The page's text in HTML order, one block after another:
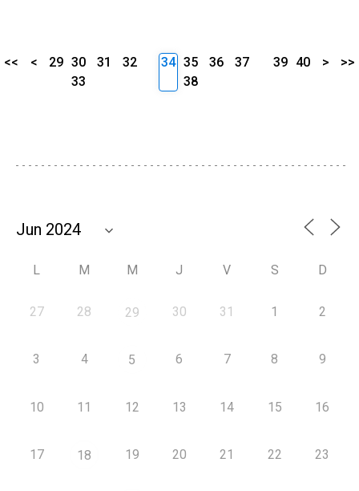
<< < 29 30 31
32
33
34 35 36
37
38
39 40 > >>
L M M J V S D
27 28 29 30 31 1 2
3 4 5 6 7 8 9
10 11 12 13 14 15 16
17 18 19 20 21 22 23